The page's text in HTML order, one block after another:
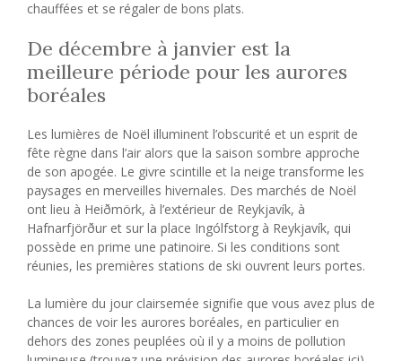
chauffées et se régaler de bons plats.
De décembre à janvier est la
meilleure période pour les aurores
boréales
Les lumières de Noël illuminent l’obscurité et un esprit de
fête règne dans l’air alors que la saison sombre approche
de son apogée. Le givre scintille et la neige transforme les
paysages en merveilles hivernales. Des marchés de Noël
ont lieu à Heiðmörk, à l’extérieur de Reykjavík, à
Hafnarfjörður et sur la place Ingólfstorg à Reykjavík, qui
possède en prime une patinoire. Si les conditions sont
réunies, les premières stations de ski ouvrent leurs portes.
La lumière du jour clairsemée signifie que vous avez plus de
chances de voir les aurores boréales, en particulier en
dehors des zones peuplées où il y a moins de pollution